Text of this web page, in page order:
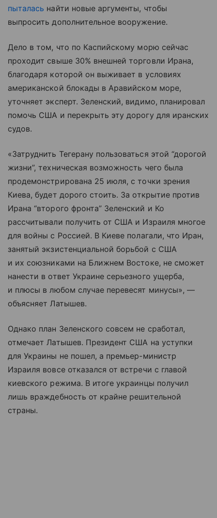
пыталась найти новые аргументы, чтобы
выпросить дополнительное вооружение.
Дело в том, что по Каспийскому морю сейчас
проходит свыше 30% внешней торговли Ирана,
благодаря которой он выживает в условиях
американской блокады в Аравийском море,
уточняет эксперт. Зеленский, видимо, планировал
помочь США и перекрыть эту дорогу для иранских
судов.
«Затруднить Тегерану пользоваться этой “дорогой
жизни”, техническая возможность чего была
продемонстрирована 25 июля, с точки зрения
Киева, будет дорого стоить. За открытие против
Ирана “второго фронта” Зеленский и Ко
рассчитывали получить от США и Израиля многое
для войны с Россией. В Киеве полагали, что Иран,
занятый экзистенциальной борьбой с США
и их союзниками на Ближнем Востоке, не сможет
нанести в ответ Украине серьезного ущерба,
и плюсы в любом случае перевесят минусы», —
объясняет Латышев.
Однако план Зеленского совсем не сработал,
отмечает Латышев. Президент США на уступки
для Украины не пошел, а премьер-министр
Израиля вовсе отказался от встречи с главой
киевского режима. В итоге украинцы получил
лишь враждебность от крайне решительной
страны.